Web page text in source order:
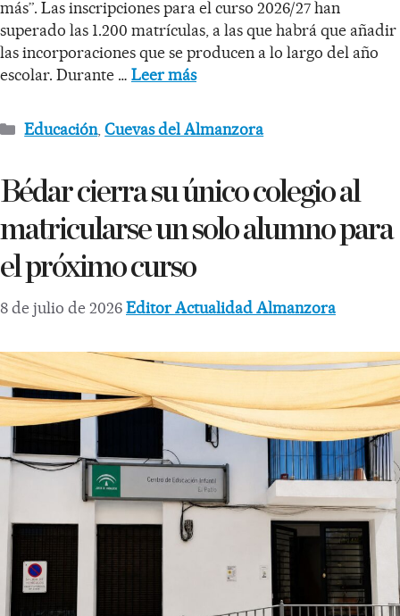
más”. Las inscripciones para el curso 2026/27 han
superado las 1.200 matrículas, a las que habrá que añadir
las incorporaciones que se producen a lo largo del año
escolar. Durante … Leer más
Educación,Cuevas del Almanzora
Bédar cierra su único colegio al
matricularse un solo alumno para
el próximo curso
8 de julio de 2026Editor Actualidad Almanzora